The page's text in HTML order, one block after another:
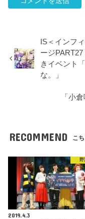
IS＜インフ
ージ
きイベント
な。」
「小
RECOMMEND こ
野
2019.4.3